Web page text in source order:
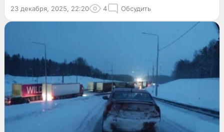
23 декабря, 2025, 22:20 4 Обсудить